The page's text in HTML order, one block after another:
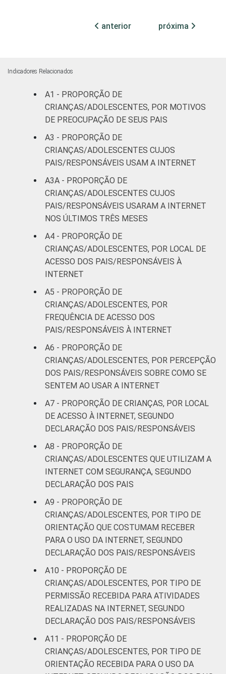
DOS PAIS OU
RESPONSÁVEIS
Fundamental
I
Médio ou
mais
FAIXA ETÁRIA
DA CRIANÇA
ADOLESCENTE
De 9 a 10
anos
88
De 11 a 12
anos
85
anos
De 15 a 17
anos
RENDA
FAMILIAR
Até 1 SM
Mais de 1
SM até 2 SM
Mais de 2
SM até 3 SM
Mais de 3
SM
89
CLASSE
SOCIAL
AB
C 81
DE 54
anos. Respostas estimuladas. Cada item
apresentado se refere apenas aos
resultados da alternativa "sim". Dados
coletados entre setembro de 2013 e janeiro
de 2014.
Fonte: NIC.br - set/2013 a jan/2014
anterior próxima
Indicadores Relacionados
A1 - PROPORÇÃO DE
CRIANÇAS/ADOLESCENTES, POR MOTIVOS
DE PREOCUPAÇÃO DE SEUS PAIS
A3 - PROPORÇÃO DE
CRIANÇAS/ADOLESCENTES CUJOS
PAIS/RESPONSÁVEIS USAM A INTERNET
A3A - PROPORÇÃO DE
CRIANÇAS/ADOLESCENTES CUJOS
PAIS/RESPONSÁVEIS USARAM A INTERNET
NOS ÚLTIMOS TRÊS MESES
A4 - PROPORÇÃO DE
CRIANÇAS/ADOLESCENTES, POR LOCAL DE
ACESSO DOS PAIS/RESPONSÁVEIS À
INTERNET
A5 - PROPORÇÃO DE
CRIANÇAS/ADOLESCENTES, POR
FREQUÊNCIA DE ACESSO DOS
PAIS/RESPONSÁVEIS À INTERNET
A6 - PROPORÇÃO DE
CRIANÇAS/ADOLESCENTES, POR PERCEPÇÃO
DOS PAIS/RESPONSÁVEIS SOBRE COMO SE
SENTEM AO USAR A INTERNET
A7 - PROPORÇÃO DE CRIANÇAS, POR LOCAL
DE ACESSO À INTERNET, SEGUNDO
DECLARAÇÃO DOS PAIS/RESPONSÁVEIS
A8 - PROPORÇÃO DE
CRIANÇAS/ADOLESCENTES QUE UTILIZAM A
INTERNET COM SEGURANÇA, SEGUNDO
DECLARAÇÃO DOS PAIS
A9 - PROPORÇÃO DE
CRIANÇAS/ADOLESCENTES, POR TIPO DE
ORIENTAÇÃO QUE COSTUMAM RECEBER
PARA O USO DA INTERNET, SEGUNDO
DECLARAÇÃO DOS PAIS/RESPONSÁVEIS
A10 - PROPORÇÃO DE
CRIANÇAS/ADOLESCENTES, POR TIPO DE
PERMISSÃO RECEBIDA PARA ATIVIDADES
REALIZADAS NA INTERNET, SEGUNDO
DECLARAÇÃO DOS PAIS/RESPONSÁVEIS
A11 - PROPORÇÃO DE
CRIANÇAS/ADOLESCENTES, POR TIPO DE
ORIENTAÇÃO RECEBIDA PARA O USO DA